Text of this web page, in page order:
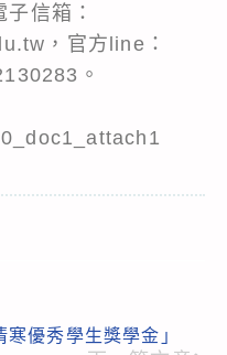
信箱：
，官方line：
。
優秀學生獎學金」